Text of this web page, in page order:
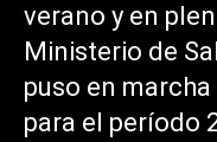
verano y en
Ministerio de
puso en
para el período